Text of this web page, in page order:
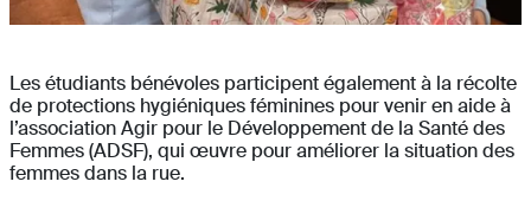
Les étudiants bénévoles participent également à la récolte
de protections hygiéniques féminines pour venir en aide à
l’association Agir pour le Développement de la Santé des
Femmes (ADSF), qui œuvre pour améliorer la situation des
femmes dans la rue.